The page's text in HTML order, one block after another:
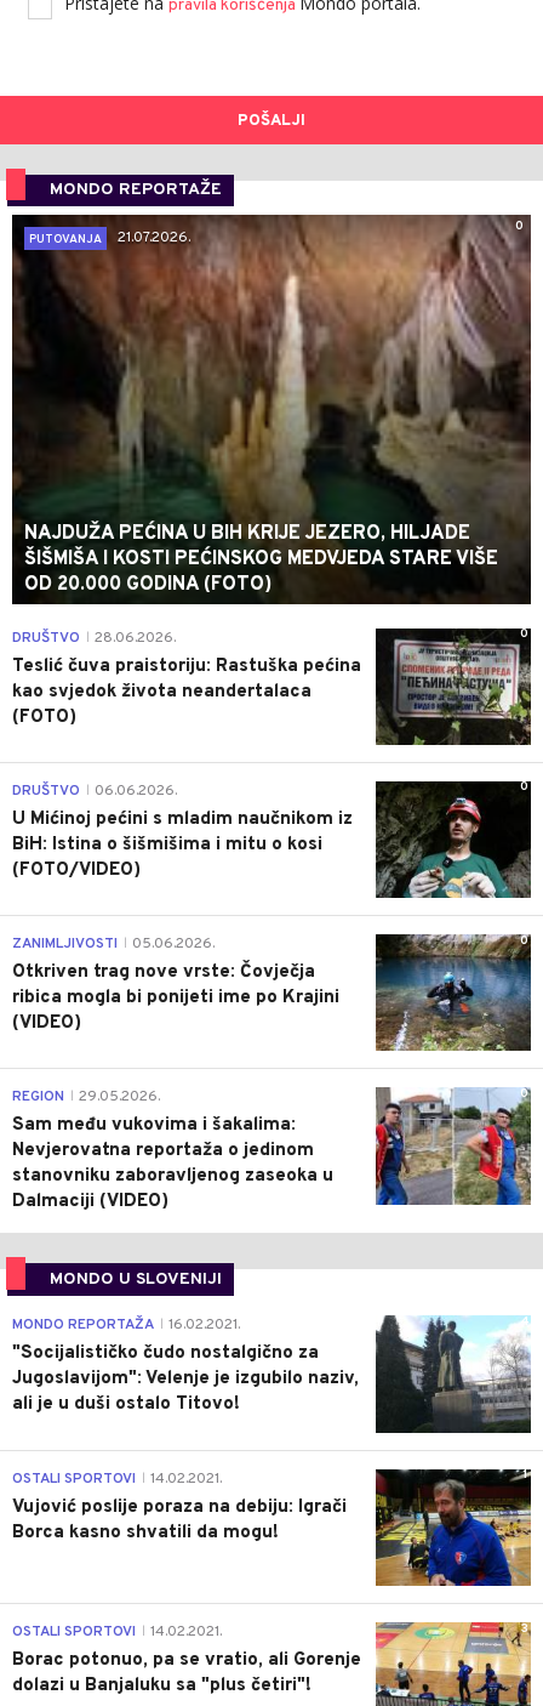
pravila korišćenja
POŠALJI
MONDO REPORTAŽE
0
PUTOVANJA
21.07.2026.
NAJDUŽA PEĆINA U BIH KRIJE JEZERO, HILJADE
ŠIŠMIŠA I KOSTI PEĆINSKOG MEDVJEDA STARE VIŠE
OD 20.000 GODINA (FOTO)
0
DRUŠTVO 28.06.2026.
Teslić čuva praistoriju: Rastuška pećina
kao svjedok života neandertalaca
(FOTO)
0
DRUŠTVO 06.06.2026.
U Mićinoj pećini s mladim naučnikom iz
BiH: Istina o šišmišima i mitu o kosi
(FOTO/VIDEO)
0
ZANIMLJIVOSTI 05.06.2026.
Otkriven trag nove vrste: Čovječja
ribica mogla bi ponijeti ime po Krajini
(VIDEO)
0
REGION 29.05.2026.
Sam među vukovima i šakalima:
Nevjerovatna reportaža o jedinom
stanovniku zaboravljenog zaseoka u
Dalmaciji (VIDEO)
MONDO U SLOVENIJI
4
MONDO REPORTAŽA 16.02.2021.
"Socijalističko čudo nostalgično za
Jugoslavijom": Velenje je izgubilo naziv,
ali je u duši ostalo Titovo!
1
OSTALI SPORTOVI 14.02.2021.
Vujović poslije poraza na debiju: Igrači
Borca kasno shvatili da mogu!
3
OSTALI SPORTOVI 14.02.2021.
Borac potonuo, pa se vratio, ali Gorenje
dolazi u Banjaluku sa "plus četiri"!